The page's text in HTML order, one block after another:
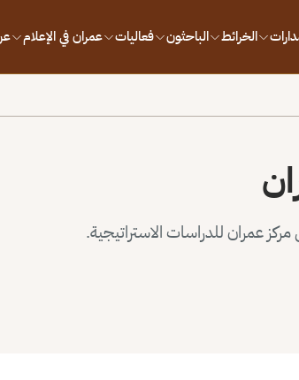
الخرائط الباحثون فعاليات عمران في الإعلام
عمران للدراسات الاستراتيجية.